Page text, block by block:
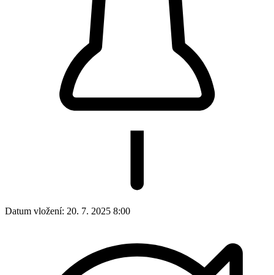
Datum vložení: 20. 7. 2025 8:00